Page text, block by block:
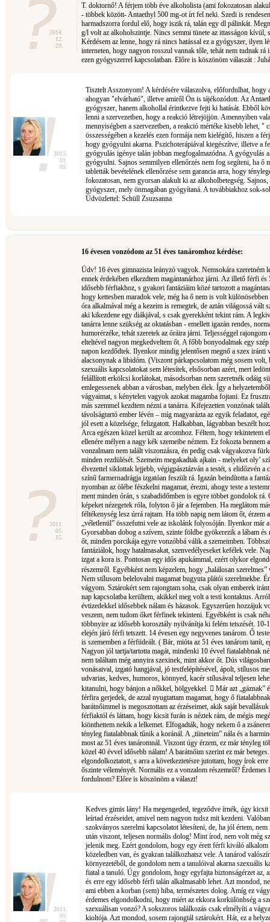
2014.
12.
29.
T. doktornő! A férjem több éve alkoholista (ami fokozatosan
- többek között- Antaethyl 500 mg-ot írt fel neki. Szedi is
harmadszorra fordul elő, hogy iszik rá, talán egy dl pálinkát.
g/l volt az alkoholszintje. Nincs semmi tünete az ittasságon kívül,
Kérdésem az lenne, hogy rá nincs hatással ez a gyógyszer, ilyen
interneten, hogy nagyon rosszul vannak tőle, tehát nem tudnak rá
ezen gyógyszerrel kapcsolatban. Előre is köszönöm válaszát :
2015.
01.
05.
Tisztelt Asszonyom! A kérdésére válaszolva, előfordulhat, hogy
ahogyan "elvárható", illetve amiről Ön is tájékozódott. Az
gyógyszer, hanem alkohollal érintkezve fejti ki hatását. Ebből
lenni a szervezetben, hogy a reakció létrejöjjön. Amennyiben
mennyiségben a szervezetben, a reakció mértéke kisebb lehet, "
összességében a kezelés ezen formája nem kielégítő, hiszen a
hogy gyógyulni akarna. Pszichoterápiával kiegészítve, illetve a
gyógyulás igénye talán jobban megfogalmazódna. A gyógyulás
gyógyulni. Sajnos semmilyen ellenőrzés nem fog segíteni, ha ő
tabletták bevételének ellenőrzése sem garancia arra, hogy
fokozatosan, nem gyorsan alakult ki az alkoholbetegség.
gyógyszer, mely önmagában gyógyítaná. A továbbiakhoz sok-
Üdvözlettel: Schüll Zsuzsanna
2011.
05.
15.
16 évesen vonzódom az 51 éves tanáromhoz kérdése:
Üdv! 16 éves gimnazista leányzó vagyok. Nemsokára szeretném
ennek érdekében elkezdtem magántanárhoz járni. Az illető férfi
idősebb férfiakhoz, s gyakori fantáziáim közé tartozott a
hogy kettesben maradok vele, még ha ő nem is volt különösebben
óra alkalmával még a kezeim is remegtek, de aztán világossá vált
aki kikezdene egy diákjával, s csak gyerekként tekint rám. A
tanárra lenne szükség az oktatásban - emellett igazán rendes,
humorérzéke, tehát szeretek az óráira járni. Teljességgel
elteltével nagyon megkedveltem őt. A főbb bonyodalmak egy
napon kezdődtek. Ilyenkor mindig jelentősen megnő a szex iránti
alacsonynak a libidóm. (Viszont párkapcsolatom még sosem
szexuális kapcsolatokat sem létesítek, elsősorban azért, mert
felállított erkölcsi korlátokat, másodsorban nem szeretnék odáig
emlegessenek abban a városban, melyben élek. Így a
vágyaimat, s kénytelen vagyok azokat magamba fojtani. Ez
más szemmel kezdtem nézni a tanárra. Kifejezetten vonzónak
távolságtartó ember lévén – míg magyarázta az egyik feladatot,
jól esett a közelsége, felizgatott. Halkabban, lágyabban beszélt
Arca egészen közel került az arcomhoz. Féltem, hogy tekintetem
ellenére mélyen a nagy kék szemeibe néztem. Ez fokozta bennem
vonzalmam nem talált viszonzásra, én pedig csak vágyakozva
minden rezdülését. Szemeim megakadtak ajkain - melyeket oly’
élvezettel siklottak lejjebb, végigpásztázván a testét, s elidőzvén a
színű farmernadrágja izgatóan feszült rá. Igazán beindította a
nyomban az ölébe fészkelni magamat, érezni, ahogy teste a
ment minden órán, s szabadidőmben is egyre többet gondolok rá.
képeket nézegetek róla, folyton ő jár a fejemben. Ha meglátom
féltékenység lesz úrrá rajtam. Ha több napig nem látom őt, érzem
„véletlenül” összefutni vele az iskolánk folyosóján. Ilyenkor már
Gyorsabban dobog a szívem, szinte földbe gyökerezik a lábam
őt, minden porcikája egyre vonzóbbá válik a szemeimben.
fantáziálok, hogy hatalmasakat, szenvedélyeseket kefélek vele.
izgat a kora is. Pontosan egy idős apukámmal, ezért olykor
részemről. Egyébként nem képzelem, hogy „halálosan
Nem stílusom belelovalni magamat bugyuta plátói szerelmekbe.
vágyom. Sztárokért sem rajongtam soha, csak olyan emberek
nap kapcsolatba kerültem, akikkel meg volt a testi kontaktus.
évtizedekkel idősebbek nálam és házasok. Egyszerűen hozzájuk
veszem, nem tudom őket férfinek tekinteni. Egyébként is csak
többnyire az idősebb korosztály nyilvánítja ki felém tetszését. 10-
elején járó férfi tetszett. 14 évesen egy negyvenes tanárom. Ő
is szememben a férfiideált. ( Bár, mióta az 51 éves tanárom tanít,
Nagyon jól tartja/tartotta magát, mindenki 10 évvel fiatalabbnak
nem találtam még annyira szexinek, mint akkor őt. Dús
vonásaival, izgató hangjával, jó testfelépítésével, ápolt, stílusos
udvarias, kedves, humoros, könnyed, kacér stílusával teljesen
kitanulni, hogy bánjon a nőkkel, hölgyekkel.  Már azt „gáznak”
férfira gerjedek, de azzal nyugtattam magamat, hogy ő
barátnőimmel is megosztottam az érzéseimet, akik saját
férfiaktól és láttam, hogy kicsit furán is néztek rám, de mégis
kiönthettem nekik a lelkemet. Elfogadták, hogy nekem ő a
tényleg fiatalabbnak tűnik a koránál. A „tüneteim” nála és a
most az 51 éves tanáromnál. Viszont úgy érzem, ez már tényleg
közel 40 évvel idősebb nálam! A barátnőim szerint ez már
elgondolkoztatott, s arra a következtetésre jutottam, hogy írok
őszinte véleményét. Normális ez a vonzalom részemről? Érdemes
fordulnom? Előre is köszönöm a választ!
2011.
05.
Kedves gimis lány! Ha megengeded, tegeződve írnék, úgy
leírtad érzéseidet, amivel nem nagyon tudsz mit kezdeni.
szokványos szerelmi kapcsolatot létesíteni, de, ha jól értem,
után viszont, teljesen normális dolog! Mint írod, nem volt még
jelenik meg. Ezért gondolom, hogy egy érett férfi kiváló alkalom
közeledben van, és gyakran találkozhatsz vele. A tanárod
környezetéből, de gondolom nem a tanulóival akarna szexuális
fiatal a tanuló. Úgy gondolom, hogy egyfajta biztonságérzet az,
és erre egy idősebb férfi talán alkalmasabb lehet. Azt mondod,
ami ebben a korban (sem) hiba, természetes dolog. Amíg ez
érdemes elgondolkodni, hogy miért az ekkora korkülönbség a
szexuálisan vonzó? A sokszoros találkozás csak elmélyíti a
kioltója. Azt mondod, sosem rajongtál sztárokért. Hát, ez a